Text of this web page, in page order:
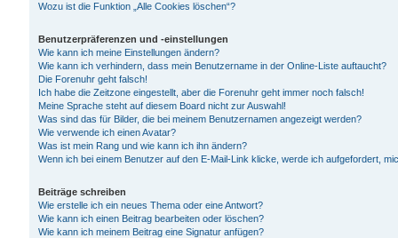
Wozu ist die Funktion „Alle Cookies löschen“?
Benutzerpräferenzen und -einstellungen
Wie kann ich meine Einstellungen ändern?
Wie kann ich verhindern, dass mein Benutzername in der Online-Liste auftaucht?
Die Forenuhr geht falsch!
Ich habe die Zeitzone eingestellt, aber die Forenuhr geht immer noch falsch!
Meine Sprache steht auf diesem Board nicht zur Auswahl!
Was sind das für Bilder, die bei meinem Benutzernamen angezeigt werden?
Wie verwende ich einen Avatar?
Was ist mein Rang und wie kann ich ihn ändern?
Wenn ich bei einem Benutzer auf den E-Mail-Link klicke, werde ich aufgefordert,
Beiträge schreiben
Wie erstelle ich ein neues Thema oder eine Antwort?
Wie kann ich einen Beitrag bearbeiten oder löschen?
Wie kann ich meinem Beitrag eine Signatur anfügen?